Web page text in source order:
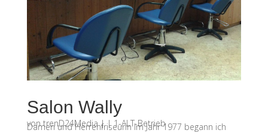
Salon Wally
vontrenD24Media||1-ALT-Betrieb
Damen und Herrenfriseurin Im Jahr 1977 begann ich